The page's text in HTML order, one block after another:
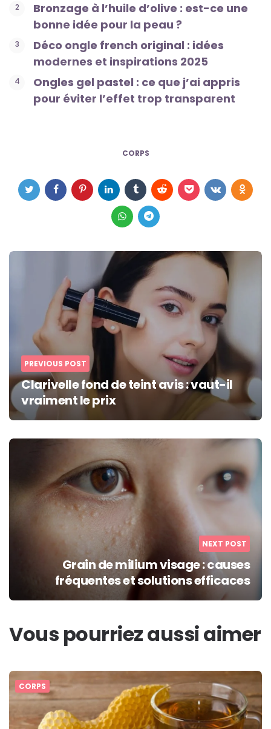
Bronzage à l’huile d’olive : est-ce une
bonne idée pour la peau ?
Déco ongle french original : idées
modernes et inspirations 2025
Ongles gel pastel : ce que j’ai appris
pour éviter l’effet trop transparent
CORPS
Post
navigation
PREVIOUS POST
Clarivelle fond de teint avis : vaut-il
vraiment le prix
NEXT POST
Grain de milium visage : causes
fréquentes et solutions efficaces
Vous pourriez aussi aimer
CORPS